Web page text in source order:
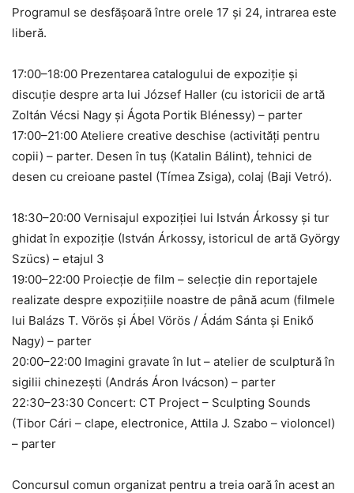
Programul se desfășoară între orele 17 și 24, intrarea este
liberă.
17:00–18:00 Prezentarea catalogului de expoziție și
discuție despre arta lui József Haller (cu istoricii de artă
Zoltán Vécsi Nagy și Ágota Portik Blénessy) – parter
​17:00–21:00 Ateliere creative deschise (activități pentru
copii) – parter. Desen în tuș (Katalin Bálint), tehnici de
desen cu creioane pastel (Tímea Zsiga), colaj (Baji Vetró).
18:30–20:00 Vernisajul expoziției lui István Árkossy și tur
ghidat în expoziție (István Árkossy, istoricul de artă György
Szücs) – etajul 3
​19:00–22:00 Proiecție de film – selecție din reportajele
realizate despre expozițiile noastre de până acum (filmele
lui Balázs T. Vörös și Ábel Vörös / Ádám Sánta și Enikő
Nagy) – parter
​20:00–22:00 Imagini gravate în lut – atelier de sculptură în
sigilii chinezești (András Áron Ivácson) – parter
​22:30–23:30 Concert: CT Project – Sculpting Sounds
(Tibor Cári – clape, electronice, Attila J. Szabo – violoncel)
– parter
Concursul comun organizat pentru a treia oară în acest an